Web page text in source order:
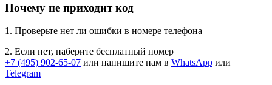
Почему не приходит код
1. Проверьте нет ли ошибки в номере телефона
2. Если нет, наберите бесплатный номер
+7 (495) 902-65-07 или напишите нам в WhatsApp или
Telegram